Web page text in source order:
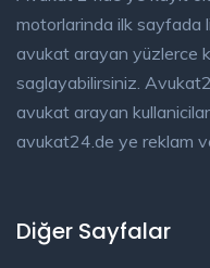
motorlarinda ilk sayfada
avukat arayan yüzlerce
saglayabilirsiniz.
avukat arayan
avukat24.de ye reklam
Diğer Sayfalar